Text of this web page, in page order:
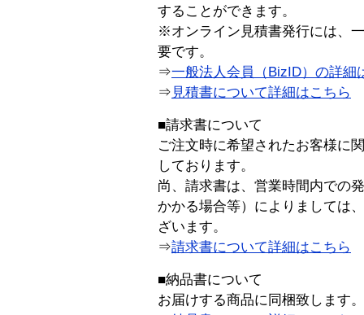
することができます。
※オンライン見積書発行には、
要です。
⇒一般法人会員（BizID）の詳細
⇒ 見積書について詳細はこちら
■請求書について
ご注文時に希望されたお客様に
しております。
尚、請求書は、営業時間内での
かかる場合等）によりましては
ざいます。
⇒請求書について詳細はこちら
■納品書について
お届けする商品に同梱致します。